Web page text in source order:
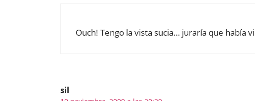
Ouch! Tengo la vista sucia… juraría que había
sil